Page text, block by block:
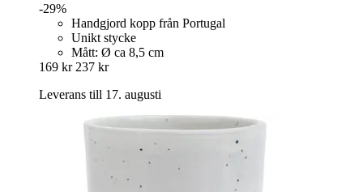
-29%
Handgjord kopp från Portugal
Unikt stycke
Mått: Ø ca 8,5 cm
169 kr 237 kr
Leverans till 17. augusti